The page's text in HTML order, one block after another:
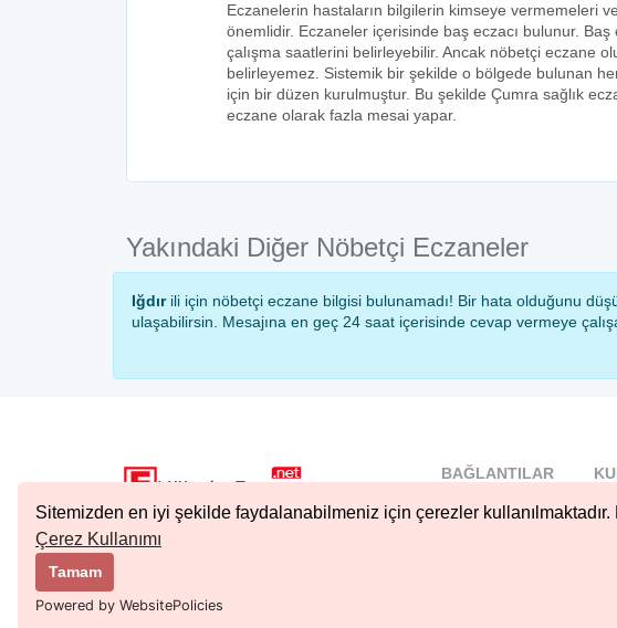
Sitemizden en iyi şekilde faydalanabilmeniz için çerezler
Çerez Kullanımı
Tamam
Powered by WebsitePolicies
Eczanelerin hastaların bilgilerin kimseye vermemeleri
önemlidir. Eczaneler içerisinde baş eczacı bulunur. Baş
çalışma saatlerini belirleyebilir. Ancak nöbetçi eczane
belirleyemez. Sistemik bir şekilde o bölgede bulunan
için bir düzen kurulmuştur. Bu şekilde Çumra sağlık
eczane olarak fazla mesai yapar.
Yakındaki Diğer Nöbetçi Eczaneler
Iğdırili için nöbetçi eczane bilgisi bulunamadı! Bir hata olduğunu
ulaşabilirsin. Mesajına en geç 24 saat içerisinde cevap vermeye
Copyright © 2023 Tüm Hakları Saklıdır.
BAĞLANTILAR
Nöbetçi...